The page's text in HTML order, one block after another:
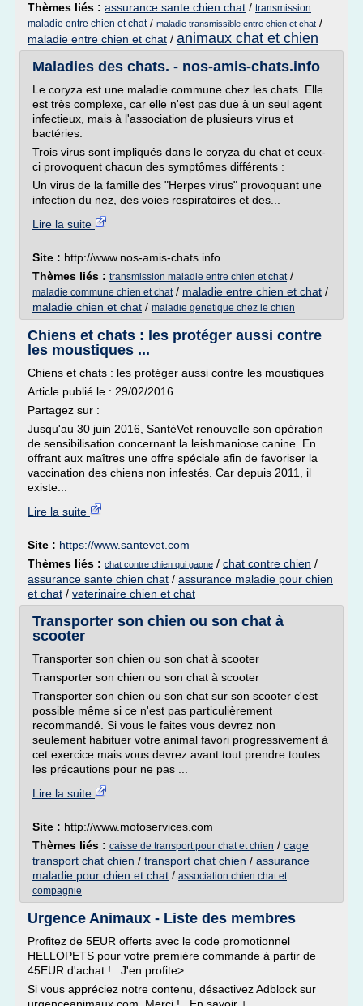
Thèmes liés : assurance sante chien chat / transmission
maladie entre chien et chat/ maladie transmissible entre chien et chat /
maladie entre chien et chat / animaux chat et chien
Maladies des chats. - nos-amis-chats.info
Le coryza est une maladie commune chez les chats. Elle
est très complexe, car elle n'est pas due à un seul agent
infectieux, mais à l'association de plusieurs virus et
bactéries.
Trois virus sont impliqués dans le coryza du chat et ceux-
ci provoquent chacun des symptômes différents :
Un virus de la famille des "Herpes virus" provoquant une
infection du nez, des voies respiratoires et des...
Lire la suite
Site : http://www.nos-amis-chats.info
Thèmes liés : transmission maladie entre chien et chat/
maladie commune chien et chat/ maladie entre chien et chat /
maladie chien et chat / maladie genetique chez le chien
Chiens et chats : les protéger aussi contre
les moustiques ...
Chiens et chats : les protéger aussi contre les moustiques
Article publié le : 29/02/2016
Partagez sur :
Jusqu'au 30 juin 2016, SantéVet renouvelle son opération
de sensibilisation concernant la leishmaniose canine. En
offrant aux maîtres une offre spéciale afin de favoriser la
vaccination des chiens non infestés. Car depuis 2011, il
existe...
Lire la suite
Site : https://www.santevet.com
Thèmes liés : chat contre chien qui gagne / chat contre chien /
assurance sante chien chat / assurance maladie pour chien
et chat / veterinaire chien et chat
Transporter son chien ou son chat à
scooter
Transporter son chien ou son chat à scooter
Transporter son chien ou son chat à scooter
Transporter son chien ou son chat sur son scooter c'est
possible même si ce n'est pas particulièrement
recommandé. Si vous le faites vous devrez non
seulement habituer votre animal favori progressivement à
cet exercice mais vous devrez avant tout prendre toutes
les précautions pour ne pas ...
Lire la suite
Site : http://www.motoservices.com
Thèmes liés : caisse de transport pour chat et chien / cage
transport chat chien / transport chat chien / assurance
maladie pour chien et chat / association chien chat et
compagnie
Urgence Animaux - Liste des membres
Profitez de 5EUR offerts avec le code promotionnel
HELLOPETS pour votre première commande à partir de
45EUR d'achat ! J'en profite>
Si vous appréciez notre contenu, désactivez Adblock sur